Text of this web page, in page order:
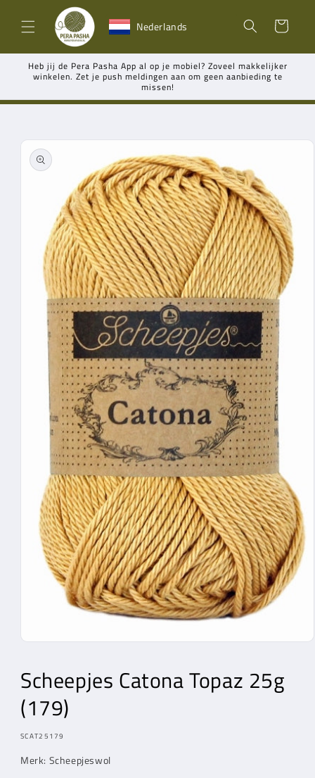
naar de
content Nederlands Winkelwagen
Heb jij de Pera Pasha App al op je mobiel? Zoveel makkelijker
winkelen. Zet je push meldingen aan om geen aanbieding te
missen!
direct naar
in
modaal
Scheepjes Catona Topaz 25g
(179)
MODEL:
SCAT25179
Merk: Scheepjeswol